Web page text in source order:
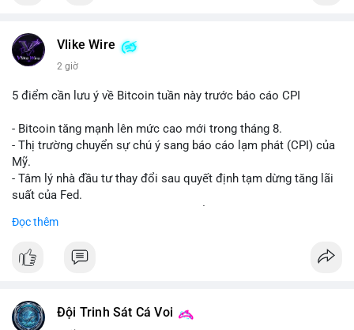
Vlike Wire
2 giờ
5 điểm cần lưu ý về Bitcoin tuần này trước báo cáo CPI
- Bitcoin tăng mạnh lên mức cao mới trong tháng 8.
- Thị trường chuyển sự chú ý sang báo cáo lạm phát (CPI) của
Mỹ.
- Tâm lý nhà đầu tư thay đổi sau quyết định tạm dừng tăng lãi
suất của Fed.
theo.
#bitcoin #btc #cryptonews
Đọc thêm
Đội Trinh Sát Cá Voi